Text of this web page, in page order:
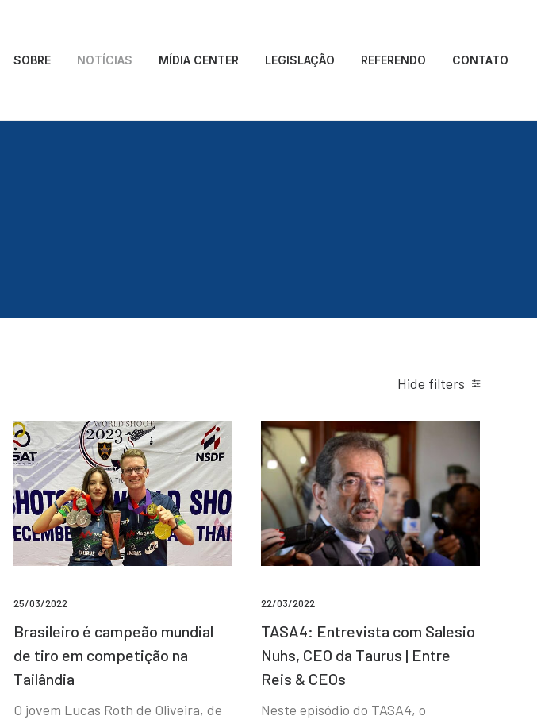
SOBRE NOTÍCIAS MÍDIA CENTER LEGISLAÇÃO REFERENDO CONTATO
Hide filters
25/03/2022
Brasileiro é campeão mundial
de tiro em competição na
Tailândia
O jovem Lucas Roth de Oliveira, de
22/03/2022
TASA4: Entrevista com Salesio
Nuhs, CEO da Taurus | Entre
Reis & CEOs
Neste episódio do TASA4, o